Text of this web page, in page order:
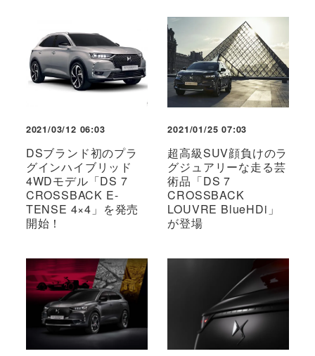
2021/03/12 06:03
DSブランド初のプラ
グインハイブリッド
4WDモデル「DS 7
CROSSBACK E-
TENSE 4×4」を発売
開始！
2021/01/25 07:03
超高級SUV顔負けのラ
グジュアリーな走る芸
術品「DS 7
CROSSBACK
LOUVRE BlueHDi」
が登場